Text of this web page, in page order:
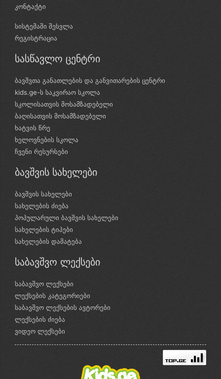
კონტაქტი
სისტემაში შესვლა
რეგისტრაცია
სასწავლო ცენტრი
ბავშვთა განათლების და განვითარების ცენტრი
kids.ge-ს საკვირაო სკოლა
სკოლისათვის მოსამზადებელი
ბაღისათვის მოსამზადებელი
ხატვის წრე
ხელოვნების სკოლა
ჩვენი რესურსები
ბავშვის სახელები
ბავშვის სახელები
სახელების ძიება
პოპულარული ბავშვის სახელები
სახელების ტიპები
სახელების დამატება
საბავშვო ლექსები
საბავშვო ლექსები
ლექსების კატეგორიები
საბავშვო ლექსების ავტორები
ლექსების ძიება
ვიდეო ლექსები